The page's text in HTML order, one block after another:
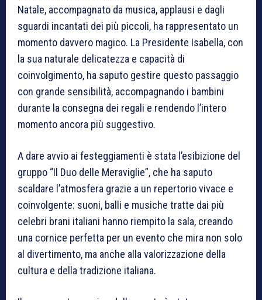
Natale, accompagnato da musica, applausi e dagli
sguardi incantati dei più piccoli, ha rappresentato un
momento davvero magico. La Presidente Isabella, con
la sua naturale delicatezza e capacità di
coinvolgimento, ha saputo gestire questo passaggio
con grande sensibilità, accompagnando i bambini
durante la consegna dei regali e rendendo l’intero
momento ancora più suggestivo.
A dare avvio ai festeggiamenti è stata l’esibizione del
gruppo “Il Duo delle Meraviglie”, che ha saputo
scaldare l’atmosfera grazie a un repertorio vivace e
coinvolgente: suoni, balli e musiche tratte dai più
celebri brani italiani hanno riempito la sala, creando
una cornice perfetta per un evento che mira non solo
al divertimento, ma anche alla valorizzazione della
cultura e della tradizione italiana.